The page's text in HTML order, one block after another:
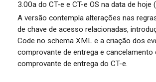
3.00a do CT-e e CT-e OS na data de hoje
A versão contempla alterações nas
de chave de acesso relacionadas,
Code no schema XML e a criação dos
comprovante de entrega e cancelamento
comprovante de entrega do CT-e.